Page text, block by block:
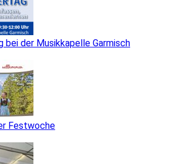
bei der Musikkapelle Garmisch
Festwoche